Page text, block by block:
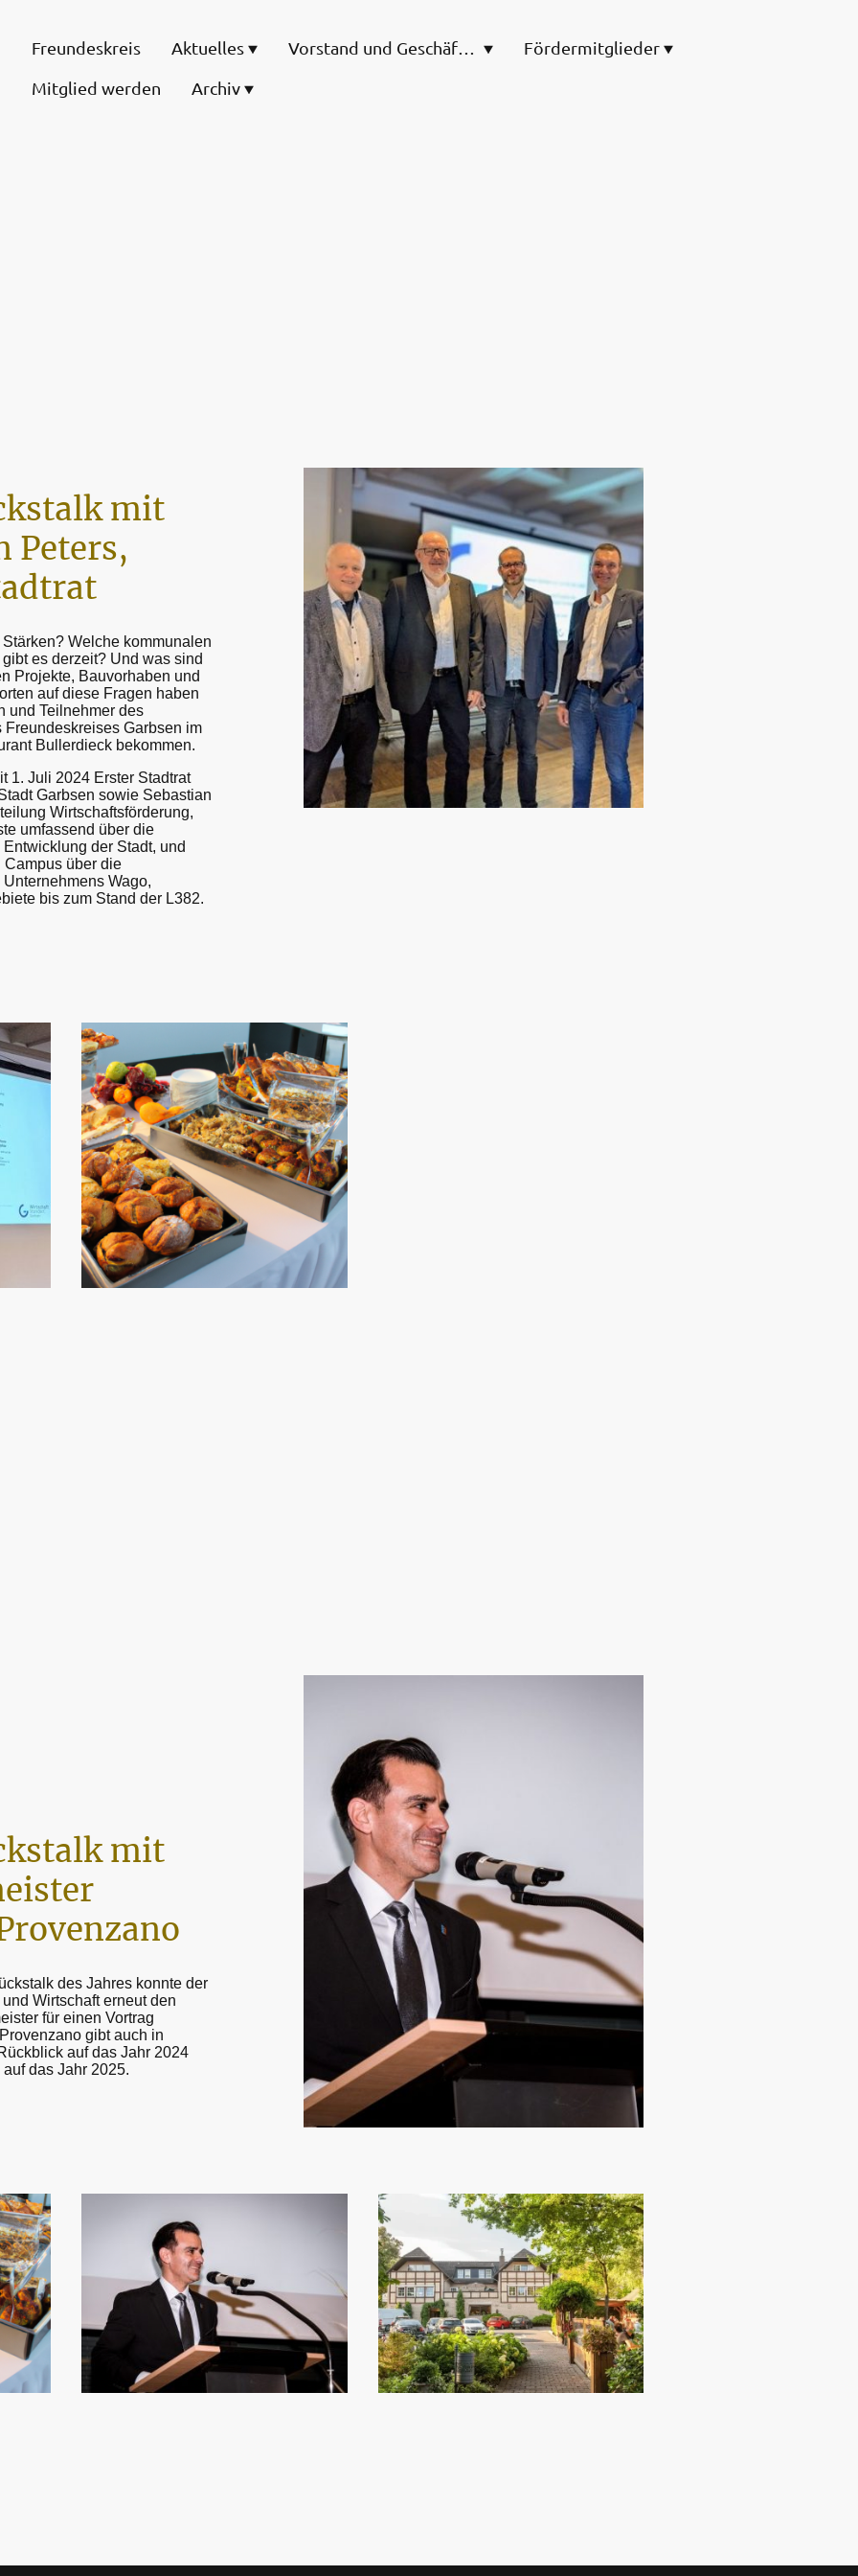
Freundeskreis Aktuelles
Fördermitglieder
Mitglied werden
Archiv
mit
Peters,
Welche kommunalen
es derzeit? Und was sind
Projekte, Bauvorhaben und
auf diese Fragen haben
und Teilnehmer des
Freundeskreises Garbsen im
Bullerdieck bekommen.
1. Juli 2024 Erster Stadtrat
Garbsen sowie Sebastian
Wirtschaftsförderung,
umfassend über die
der Stadt, und
Campus über die
Wago,
bis zum Stand der L382.
mit
des Jahres konnte der
Wirtschaft erneut den
für einen Vortrag
gibt auch in
auf das Jahr 2024
das Jahr 2025.